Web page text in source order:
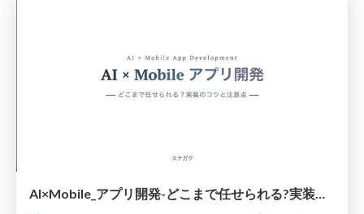
AI×Mobile_アプリ開発-どこまで任せられる?実装のコツと注意点